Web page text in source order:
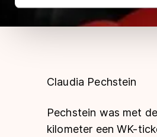
adequaat
Meer informatie vindt u in ons
Claudia Pechstein
Pechstein was met
kilometer een WK-